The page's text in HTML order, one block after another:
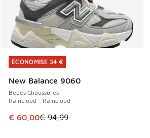
ÉCONOMISE 34 €
New Balance 9060
Bebes Chaussures
Raincloud - Raincloud
Cet article est en promotion. Prix en
€ 60,00€ 94,99
ÉCONOMISE 34 €